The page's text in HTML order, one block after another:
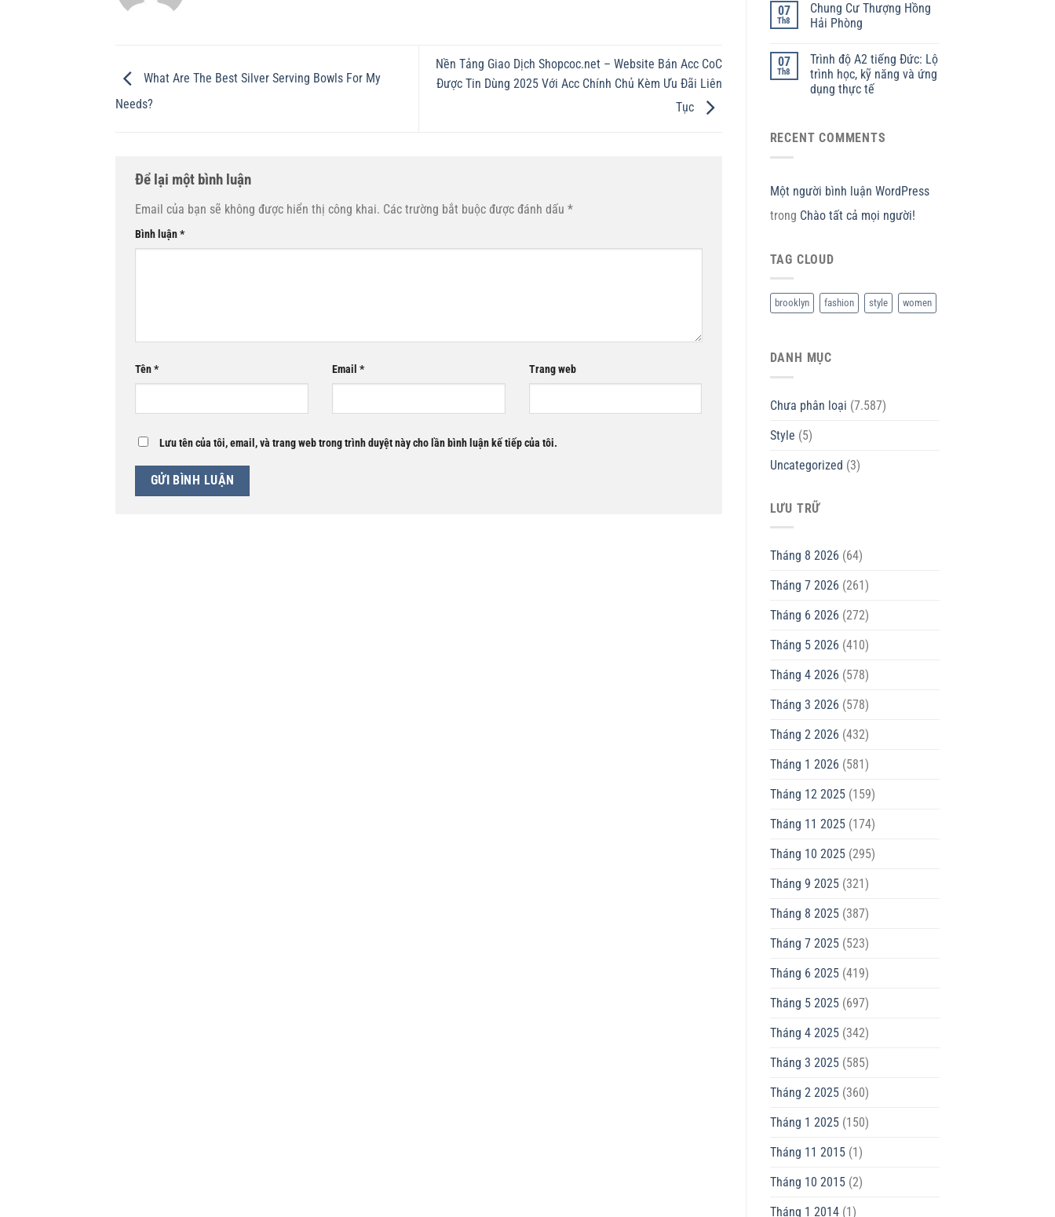
What Are The Best Silver Serving Bowls For My
Needs?
Nền Tảng Giao Dịch Shopcoc.net – Website Bán Acc CoC
Được Tin Dùng 2025 Với Acc Chính Chủ Kèm Ưu Đãi Liên
Tục
Để lại một bình luận
Email của bạn sẽ không được hiển thị công khai. Các trường bắt buộc được đánh dấu *
Bình luận*
Tên* Email * Trang web
Lưu tên của tôi, email, và trang web trong trình duyệt này cho lần bình luận kế tiếp của tôi.
07
Th8
Chung Cư Thượng Hồng
Hải Phòng
07
Th8
Trình độ A2 tiếng Đức: Lộ
trình học, kỹ năng và ứng
dụng thực tế
RECENT COMMENTS
Một người bình luận WordPress
trong Chào tất cả mọi người!
TAG CLOUD
brooklyn fashion style women
DANH MỤC
Chưa phân loại (7.587)
Style (5)
Uncategorized (3)
LƯU TRỮ
Tháng 8 2026 (64)
Tháng 7 2026 (261)
Tháng 6 2026 (272)
Tháng 5 2026 (410)
Tháng 4 2026 (578)
Tháng 3 2026 (578)
Tháng 2 2026 (432)
Tháng 1 2026 (581)
Tháng 12 2025(159)
Tháng 11 2025(174)
Tháng 10 2025(295)
Tháng 9 2025(321)
Tháng 8 2025(387)
Tháng 7 2025(523)
Tháng 6 2025(419)
Tháng 5 2025(697)
Tháng 4 2025(342)
Tháng 3 2025(585)
Tháng 2 2025(360)
Tháng 1 2025(150)
Tháng 11 2015(1)
Tháng 10 2015(2)
Tháng 1 2014(1)